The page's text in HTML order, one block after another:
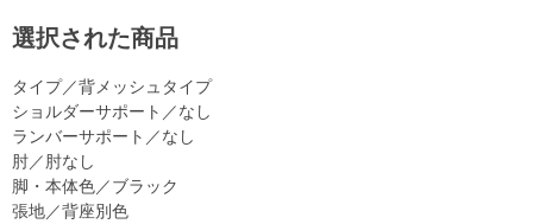
選択された商品
タイプ／背メッシュタイプ
ショルダーサポート／なし
ランバーサポート／なし
肘／肘なし
脚・本体色／ブラック
張地／背座別色